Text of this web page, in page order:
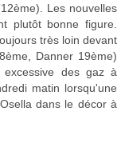
Les nouvelles
plutôt bonne figure.
très loin devant
Danner 19ème)
des gaz à
matin lorsqu'une
dans le décor à